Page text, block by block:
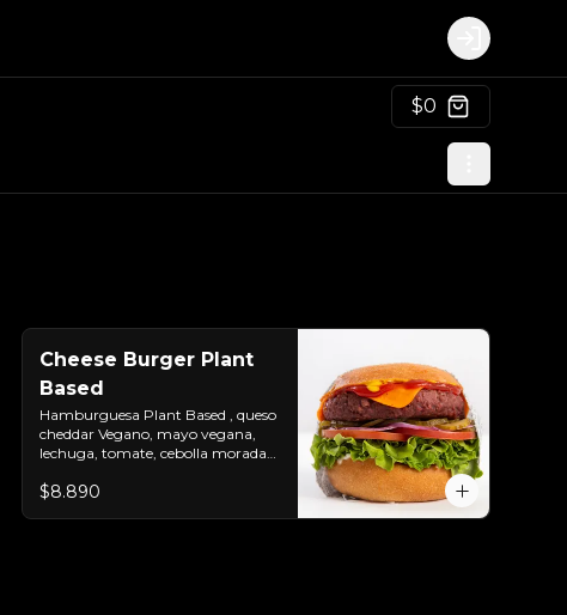
Login
$0
Cheese Burger Plant
Based
Hamburguesa Plant Based , queso
cheddar Vegano, mayo vegana,
lechuga, tomate, cebolla morada,
Colocados sobre un pan vegano
$8.890